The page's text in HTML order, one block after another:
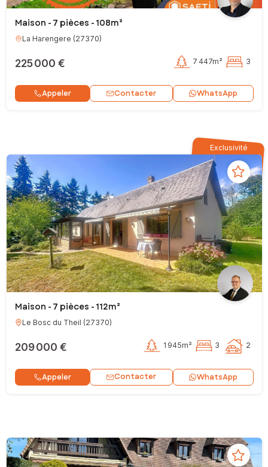
Maison - 7 pièces - 108m²
La Harengere (27370)
225 000 € 7 447m² 3
Appeler Contacter WhatsApp
Exclusivité
Maison - 7 pièces - 112m²
Le Bosc du Theil (27370)
209 000 € 1 945m² 3 2
Appeler Contacter WhatsApp